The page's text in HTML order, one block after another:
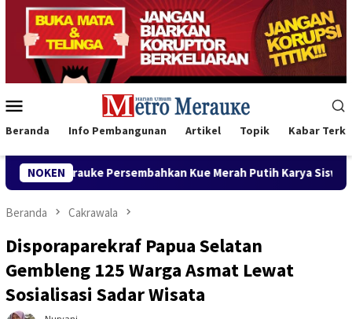
Loncat
konten
Mobile
Beranda Info Pembangunan Artikel Topik Kabar
NOKENKue Merah Putih Karya Siswa untuk Wabup Fauzun
Beranda Cakrawala
Disporaparekraf Papua Selatan
Gembleng 125 Warga Asmat Lewat
Sosialisasi Sadar Wisata